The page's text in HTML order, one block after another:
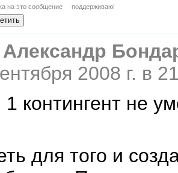
на это сообщение поддерживаю!
Александр
2008 г. в
1 контингент не
для того и